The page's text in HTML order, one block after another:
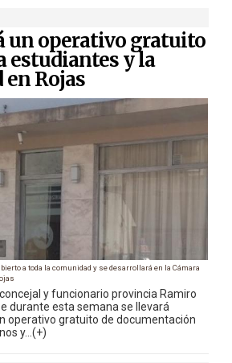
un operativo gratuito
estudiantes y la
Rojas
a toda la comunidad y se desarrollará en la Cámara
y funcionario provincia Ramiro
durante esta semana se llevará
operativo gratuito de documentación
y...(+)